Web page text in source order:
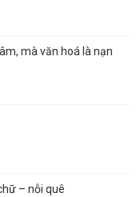
mà văn hoá là nạn
– nỗi quê